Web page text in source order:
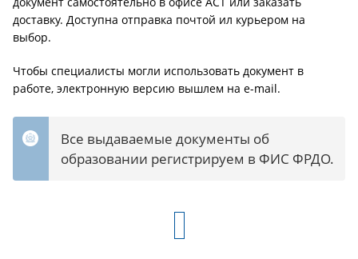
доставку. Доступна отправка почтой ил курьером на
выбор.
Чтобы специалисты могли использовать документ в
работе, электронную версию вышлем на e-mail.
Все выдаваемые документы об
образовании регистрируем в ФИС ФРДО.